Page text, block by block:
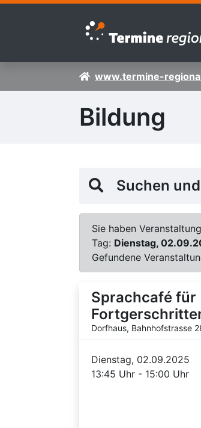
Zur Navigation springen
Zum Inhalt springen
www.termine-
Bildung
Suchen
Sie haben
Tag: Dienstag,
Gefundene
Sprachcafé für
Dorfhaus, Bahnhofstrasse
Dienstag, 02.09.2025
13:45 Uhr - 15:00 Uhr